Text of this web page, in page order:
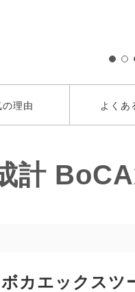
の理由 よくあ
計
カエックスツ